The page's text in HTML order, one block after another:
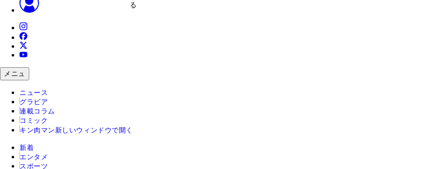
る
メニュ
ニュース
グラビア
連載コラム
コミック
キン肉マン 新しいウィンドウで開く
新着
エンタメ
スポーツ